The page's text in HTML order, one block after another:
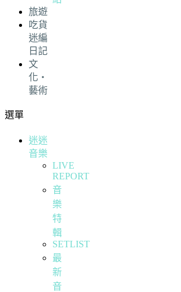
旅遊
吃貨
迷編
日記
文
化・
藝術
選單
迷迷
音樂
LIVE
REPORT
音
樂
特
輯
SETLIST
最
新
音